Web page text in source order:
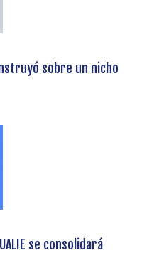
sobre un nicho
se consolidará